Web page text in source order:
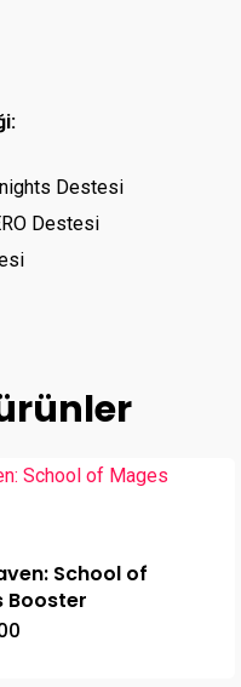
Destesi
Destesi
School of
Booster